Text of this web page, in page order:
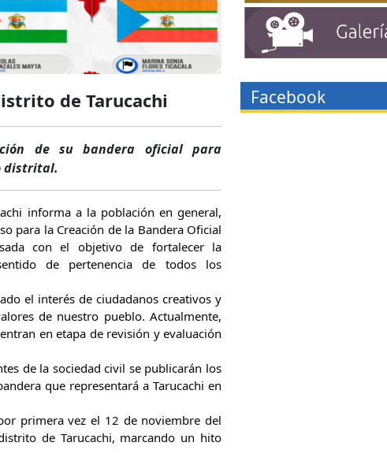
de Tarucachi
de su bandera oficial para
distrital.
informa a la población en general,
para la Creación de la Bandera Oficial
con el objetivo de fortalecer la
de pertenencia de todos los
el interés de ciudadanos creativos y
de nuestro pueblo. Actualmente,
en etapa de revisión y evaluación
de la sociedad civil se publicarán los
que representará a Tarucachi en
primera vez el 12 de noviembre del
de Tarucachi, marcando un hito
Facebook